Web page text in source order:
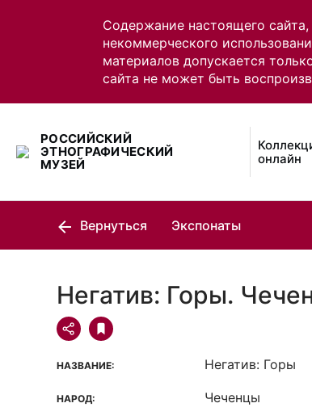
Содержание настоящего
некоммерческого
материалов допускается
сайта не может быть
РОССИЙСКИЙ
ЭТНОГРАФИЧЕСКИЙ
МУЗЕЙ
онлайн
Вернуться Экспонаты
Негатив: Горы.
НАЗВАНИЕ: Негатив: Горы
НАРОД: Чеченцы